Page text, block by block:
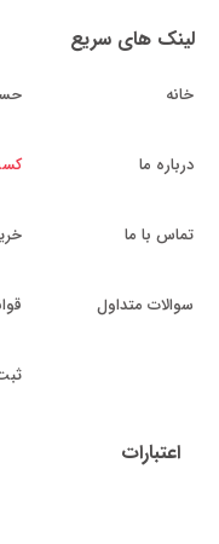
لینک های سریع
خانه
درباره ما
تماس با ما
سوالات متداول
اعتبارات